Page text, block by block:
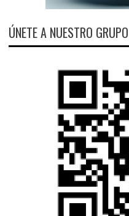
ÚNETE A NUESTRO